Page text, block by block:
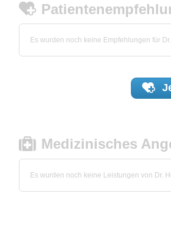
Es wurden noch keine Empfehlungen für
Medizinisches
Es wurden noch keine Leistungen von Dr.